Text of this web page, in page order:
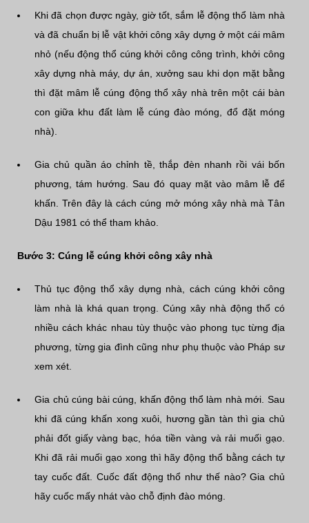
Khi đã chọn được ngày, giờ tốt, sắm lễ động thổ làm nhà
và đã chuẩn bị lễ vật khởi công xây dựng ở một cái mâm
nhỏ (nếu động thổ cúng khởi công công trình, khởi công
xây dựng nhà máy, dự án, xưởng sau khi dọn mặt bằng
thì đặt mâm lễ cúng động thổ xây nhà trên một cái bàn
con giữa khu đất làm lễ cúng đào móng, đổ đặt móng
nhà).
Gia chủ quần áo chỉnh tề, thắp đèn nhanh rồi vái bốn
phương, tám hướng. Sau đó quay mặt vào mâm lễ để
khấn. Trên đây là cách cúng mở móng xây nhà mà Tân
Dậu 1981 có thể tham khảo.
Bước 3: Cúng lễ cúng khởi công xây nhà
Thủ tục động thổ xây dựng nhà, cách cúng khởi công
làm nhà là khá quan trọng. Cúng xây nhà động thổ có
nhiều cách khác nhau tùy thuộc vào phong tục từng địa
phương, từng gia đình cũng như phụ thuộc vào Pháp sư
xem xét.
Gia chủ cúng bài cúng, khấn động thổ làm nhà mới. Sau
khi đã cúng khấn xong xuôi, hương gần tàn thì gia chủ
phải đốt giấy vàng bạc, hóa tiền vàng và rải muối gạo.
Khi đã rải muối gạo xong thì hãy động thổ bằng cách tự
tay cuốc đất. Cuốc đất động thổ như thế nào? Gia chủ
hãy cuốc mấy nhát vào chỗ định đào móng.